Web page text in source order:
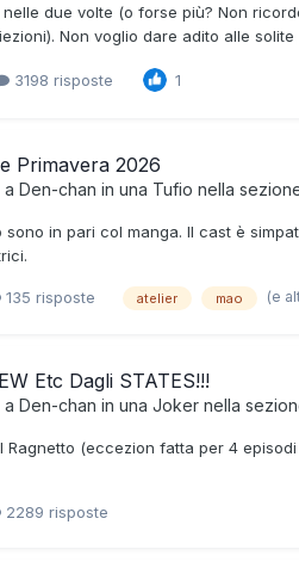
due volte (o forse più? Non
Non voglio dare adito alle
3198 risposte 1
Primavera 2026
a Den-chan in una Tufio nella
sono in pari col manga. Il cast è
135 risposte atelier mao (e
Etc Dagli STATES!!!
a Den-chan in una Joker nella
Ragnetto (eccezion fatta per 4
2289 risposte